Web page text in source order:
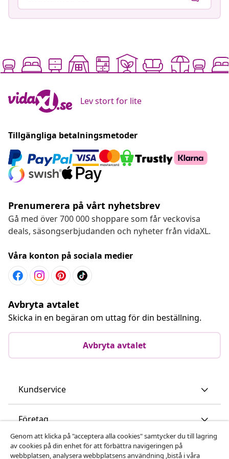
Lev stort for lite
Tillgängliga betalningsmetoder
Prenumerera på vårt nyhetsbrev
Gå med över 700 000 shoppare som får veckovisa
deals, säsongserbjudanden och nyheter från vidaXL.
Våra konton på sociala medier
Avbryta avtalet
Skicka in en begäran om uttag för din beställning.
Avbryta avtalet
Kundservice
Företag
vidaXL
Genom att klicka på "acceptera alla cookies" samtycker du till lagring
av cookies på din enhet för att förbättra navigeringen på
webbplatsen, analysera webbplatsens användning ,bistå i våra